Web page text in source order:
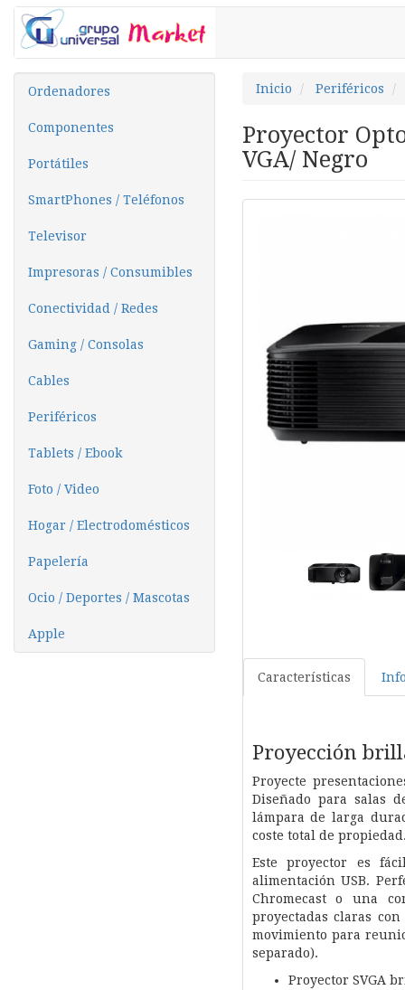
Ordenadores
Componentes
Portátiles
SmartPhones / Teléfonos
Televisor
Impresoras / Consumibles
Conectividad / Redes
Gaming / Consolas
Cables
Periféricos
Tablets / Ebook
Foto / Video
Hogar / Electrodomésticos
Papelería
Ocio / Deportes / Mascotas
Apple
Inicio Periféricos
Proyector
VGA/ Negro
Características
Proyección
Proyecte
Diseñado para salas
lámpara de larga
coste total de
Este proyector es
alimentación USB.
Chromecast o una
proyectadas claras
movimiento para
separado).
Proyector SVGA